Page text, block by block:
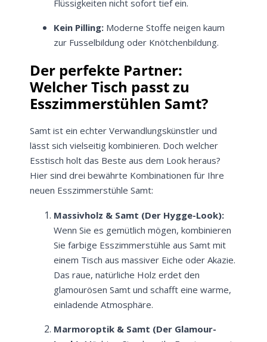
Flüssigkeiten nicht sofort tief ein.
Kein Pilling: Moderne Stoffe neigen kaum
zur Fusselbildung oder Knötchenbildung.
Der perfekte Partner:
Welcher Tisch passt zu
Esszimmerstühlen Samt?
Samt ist ein echter Verwandlungskünstler und
lässt sich vielseitig kombinieren. Doch welcher
Esstisch holt das Beste aus dem Look heraus?
Hier sind drei bewährte Kombinationen für Ihre
neuen Esszimmerstühle Samt:
Massivholz & Samt (Der Hygge-Look):
Wenn Sie es gemütlich mögen, kombinieren
Sie farbige Esszimmerstühle aus Samt mit
einem Tisch aus massiver Eiche oder Akazie.
Das raue, natürliche Holz erdet den
glamourösen Samt und schafft eine warme,
einladende Atmosphäre.
Marmoroptik & Samt (Der Glamour-